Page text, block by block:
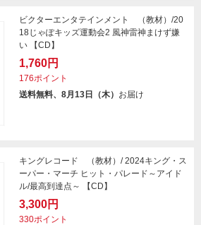
ビクターエンタテインメント （教材）/20
18じゃぽキッズ運動会2 風神雷神まけず嫌
い 【CD】
1,760円
176ポイント
送料無料、8月13日（木） お届け
キングレコード （教材）/ 2024キング・ス
ーパー・マーチ ヒット・パレード～アイド
ル/最高到達点～ 【CD】
3,300円
330ポイント